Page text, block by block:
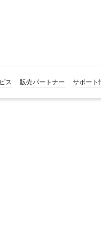
ス 販売パートナー サポート